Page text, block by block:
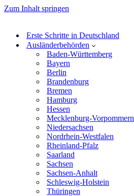
Zum Inhalt springen
Erste Schritte in Deutschland
Ausländerbehörden
Baden-Württemberg
Bayern
Berlin
Brandenburg
Bremen
Hamburg
Hessen
Mecklenburg-Vorpommern
Niedersachsen
Nordrhein-Westfalen
Rheinland-Pfalz
Saarland
Sachsen
Sachsen-Anhalt
Schleswig-Holstein
Thüringen